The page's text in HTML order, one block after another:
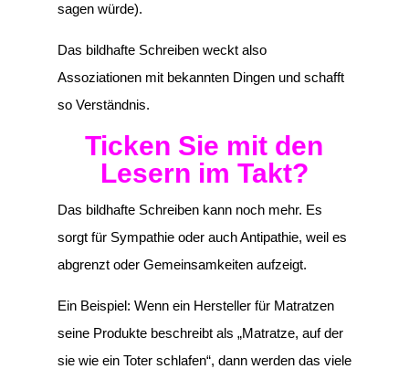
sagen würde).
Das bildhafte Schreiben weckt also
Assoziationen mit bekannten Dingen und schafft
so Verständnis.
Ticken Sie mit den
Lesern im Takt?
Das bildhafte Schreiben kann noch mehr. Es
sorgt für Sympathie oder auch Antipathie, weil es
abgrenzt oder Gemeinsamkeiten aufzeigt.
Ein Beispiel: Wenn ein Hersteller für Matratzen
seine Produkte beschreibt als „Matratze, auf der
sie wie ein Toter schlafen“, dann werden das viele